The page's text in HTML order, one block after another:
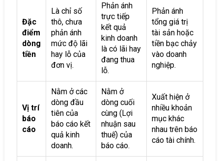
Đặc
điểm
dòng
tiền
Là chỉ số
thô, chưa
phản ánh
mức độ lãi
hay lỗ của
đơn vị.
Phản ánh
trực tiếp
kết quả
kinh doanh
là có lãi hay
đang thua
lỗ.
Phản ánh
tổng giá trị
tài sản hoặc
tiền bạc chảy
vào doanh
nghiệp.
Vị trí
báo
cáo
Nằm ở các
dòng đầu
tiên của
báo cáo kết
quả kinh
doanh.
Nằm ở
dòng cuối
cùng (Lợi
nhuận sau
thuế) của
báo cáo.
Xuất hiện ở
nhiều khoản
mục khác
nhau trên báo
cáo tài chính.